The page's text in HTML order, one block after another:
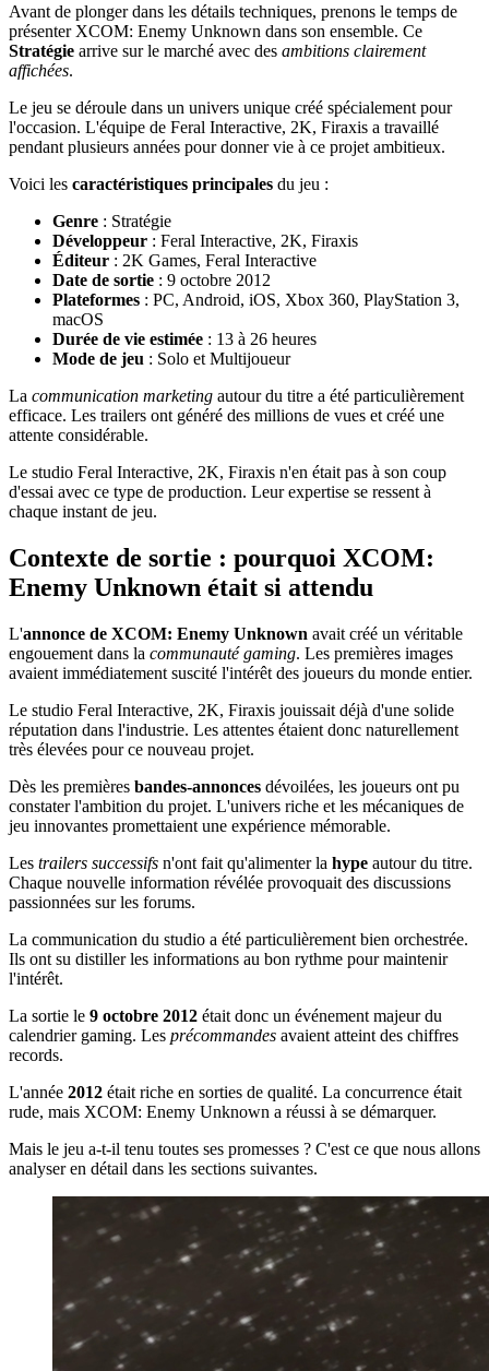
Avant de plonger dans les détails techniques, prenons le temps de
présenter XCOM: Enemy Unknown dans son ensemble. Ce
Stratégie arrive sur le marché avec des ambitions clairement
affichées.
Le jeu se déroule dans un univers unique créé spécialement pour
l'occasion. L'équipe de Feral Interactive, 2K, Firaxis a travaillé
pendant plusieurs années pour donner vie à ce projet ambitieux.
Voici les caractéristiques principales du jeu :
Genre : Stratégie
Développeur : Feral Interactive, 2K, Firaxis
Éditeur : 2K Games, Feral Interactive
Date de sortie : 9 octobre 2012
Plateformes : PC, Android, iOS, Xbox 360, PlayStation 3,
macOS
Durée de vie estimée : 13 à 26 heures
Mode de jeu : Solo et Multijoueur
La communication marketing autour du titre a été particulièrement
efficace. Les trailers ont généré des millions de vues et créé une
attente considérable.
Le studio Feral Interactive, 2K, Firaxis n'en était pas à son coup
d'essai avec ce type de production. Leur expertise se ressent à
chaque instant de jeu.
Contexte de sortie : pourquoi XCOM:
Enemy Unknown était si attendu
L'annonce de XCOM: Enemy Unknown avait créé un véritable
engouement dans la communauté gaming. Les premières images
avaient immédiatement suscité l'intérêt des joueurs du monde entier.
Le studio Feral Interactive, 2K, Firaxis jouissait déjà d'une solide
réputation dans l'industrie. Les attentes étaient donc naturellement
très élevées pour ce nouveau projet.
Dès les premières bandes-annonces dévoilées, les joueurs ont pu
constater l'ambition du projet. L'univers riche et les mécaniques de
jeu innovantes promettaient une expérience mémorable.
Les trailers successifs n'ont fait qu'alimenter la hype autour du titre.
Chaque nouvelle information révélée provoquait des discussions
passionnées sur les forums.
La communication du studio a été particulièrement bien orchestrée.
Ils ont su distiller les informations au bon rythme pour maintenir
l'intérêt.
La sortie le 9 octobre 2012 était donc un événement majeur du
calendrier gaming. Les précommandes avaient atteint des chiffres
records.
L'année 2012 était riche en sorties de qualité. La concurrence était
rude, mais XCOM: Enemy Unknown a réussi à se démarquer.
Mais le jeu a-t-il tenu toutes ses promesses ? C'est ce que nous allons
analyser en détail dans les sections suivantes.